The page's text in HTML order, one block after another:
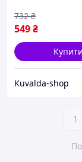
549₴
732 ₴
Купити
Kuvalda-shop
1